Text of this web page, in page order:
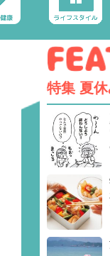
特集 夏